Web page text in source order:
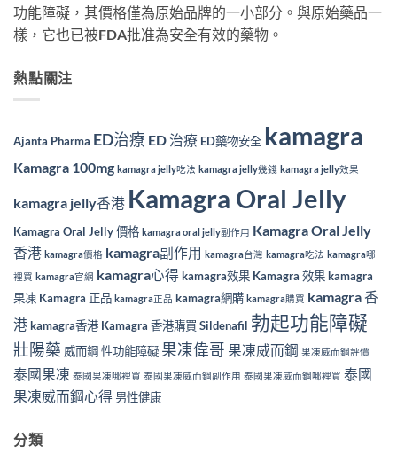
功能障礙，其價格僅為原始品牌的一小部分。與原始藥品一
樣，它也已被FDA批准為安全有效的藥物。
熱點關注
Ajanta Pharma ED治療 ED 治療 ED藥物安全 kamagra
Kamagra 100mg kamagra jelly吃法 kamagra jelly幾錢 kamagra jelly效果
kamagra jelly香港 Kamagra Oral Jelly
Kamagra Oral Jelly 價格 kamagra oral jelly副作用 Kamagra Oral Jelly
香港 kamagra價格 kamagra副作用 kamagra台灣 kamagra吃法 kamagra哪
裡買 kamagra官網 kamagra心得kamagra效果 Kamagra 效果kamagra
果凍 Kamagra 正品 kamagra正品 kamagra網購 kamagra購買 kamagra 香
港kamagra香港 Kamagra 香港購買 Sildenafil 勃起功能障礙
壯陽藥 威而鋼 性功能障礙 果凍偉哥 果凍威而鋼 果凍威而鋼評價
泰國果凍 泰國果凍哪裡買 泰國果凍威而鋼副作用 泰國果凍威而鋼哪裡買 泰國
果凍威而鋼心得 男性健康
分類